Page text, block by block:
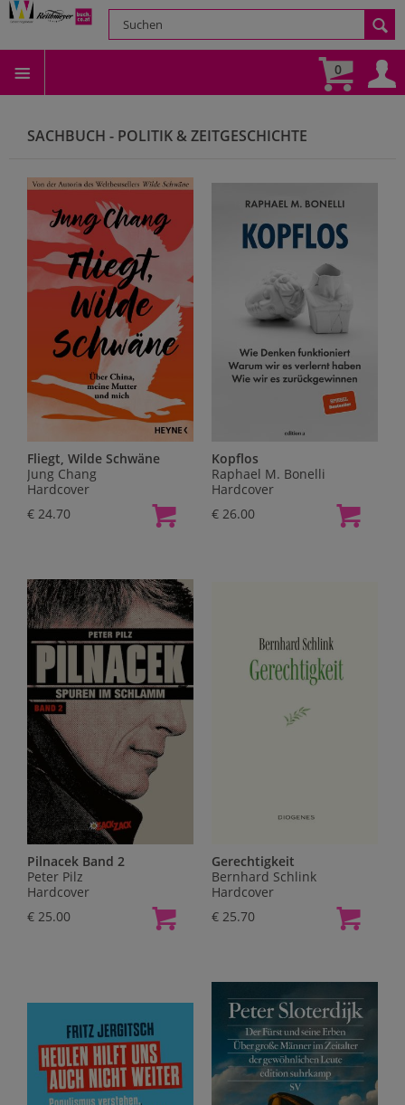
0
SACHBUCH - POLITIK & ZEITGESCHICHTE
Fliegt, Wilde Schwäne
Jung Chang
Hardcover
€ 24.70
Kopflos
Raphael M. Bonelli
Hardcover
€ 26.00
Pilnacek Band 2
Peter Pilz
Hardcover
€ 25.00
Gerechtigkeit
Bernhard Schlink
Hardcover
€ 25.70